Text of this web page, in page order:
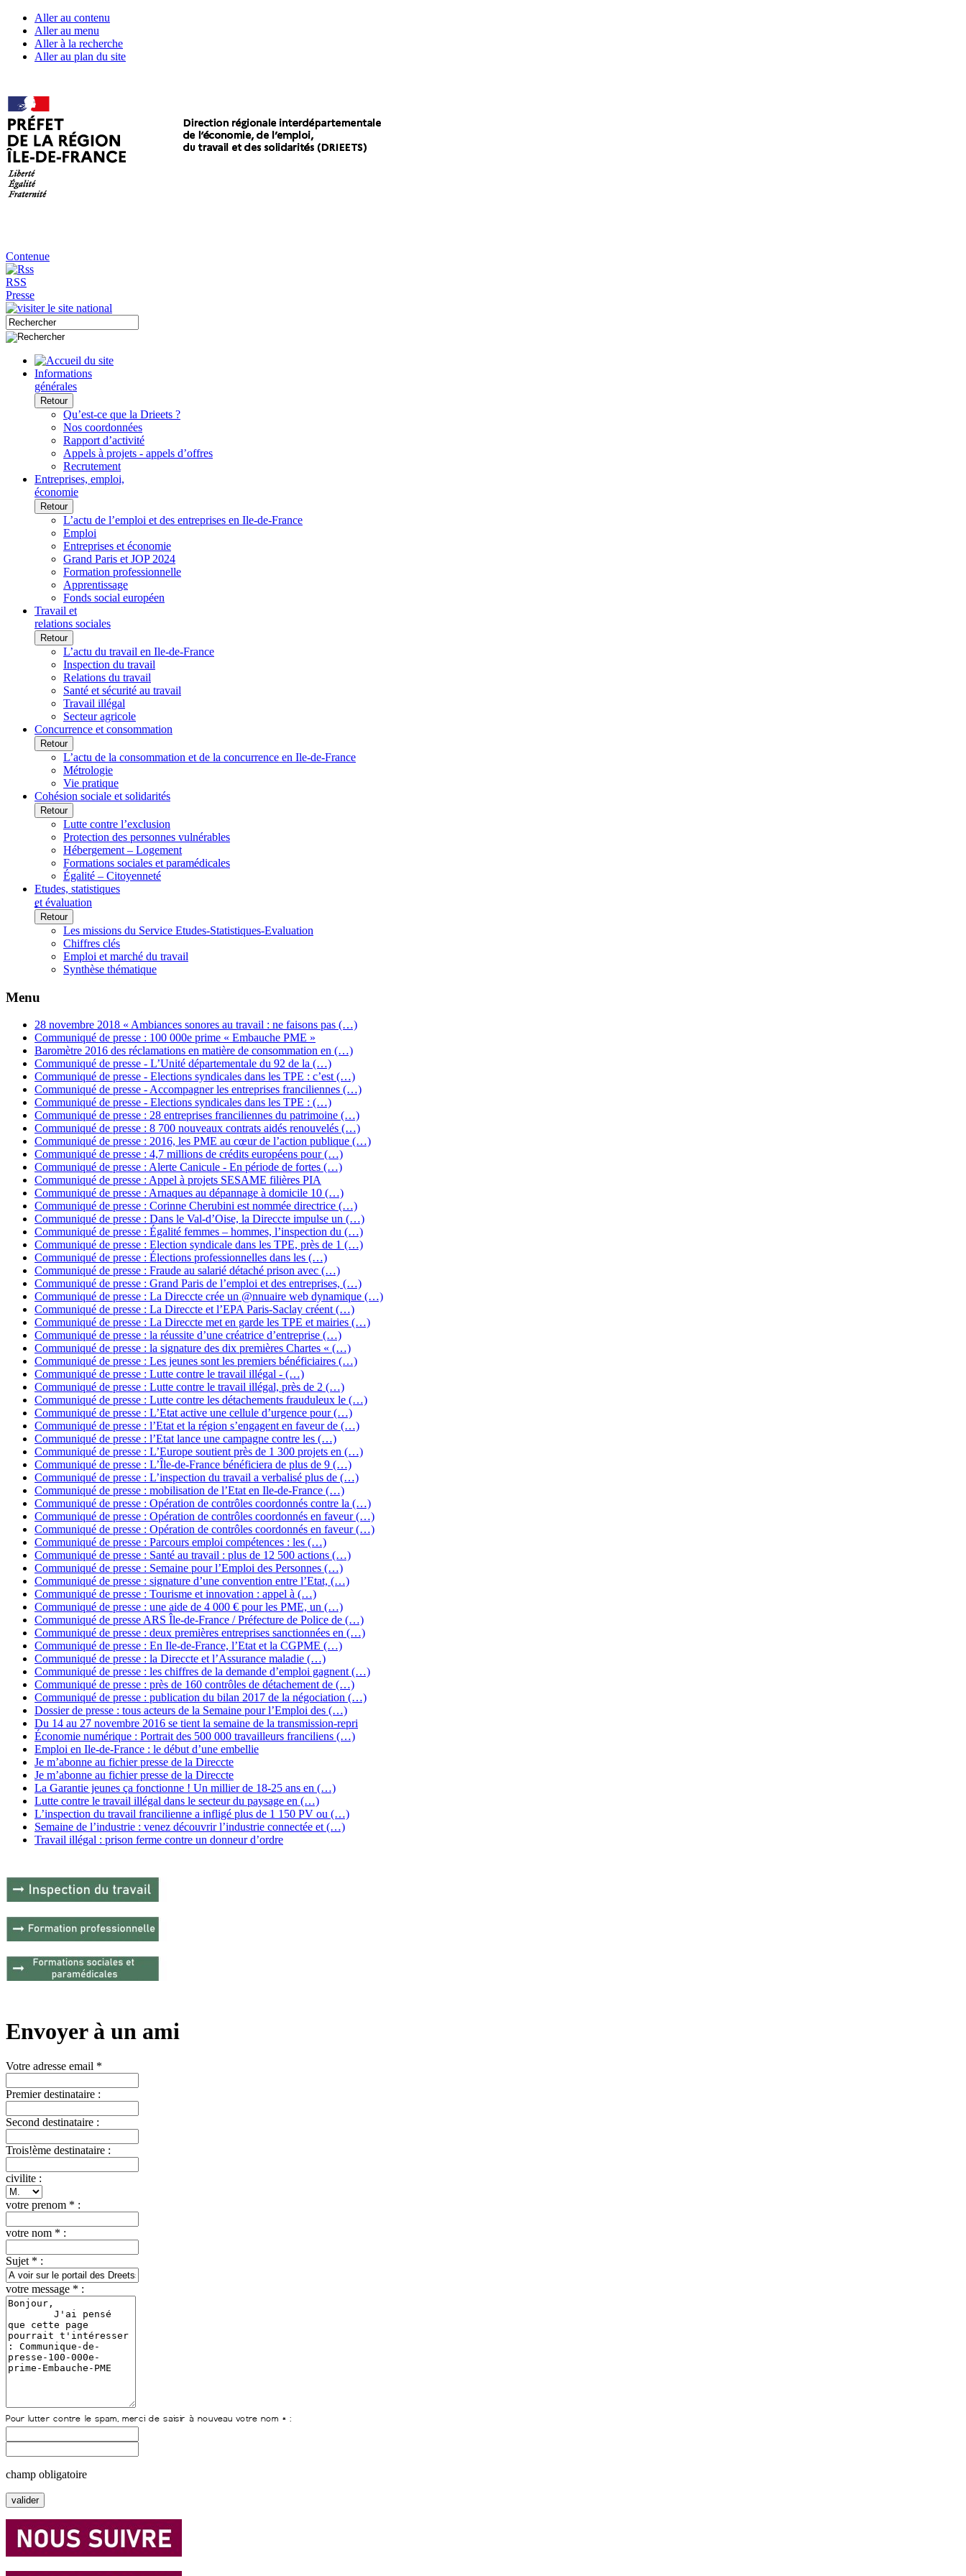
Aller au contenu
Aller au menu
Aller à la recherche
Aller au plan du site
Contenue
RSS
Presse
Informations
générales
Retour
Qu’est-ce que la Drieets ?
Nos coordonnées
Rapport d’activité
Appels à projets - appels d’offres
Recrutement
Entreprises, emploi,
économie
Retour
L’actu de l’emploi et des entreprises en Ile-de-France
Emploi
Entreprises et économie
Grand Paris et JOP 2024
Formation professionnelle
Apprentissage
Fonds social européen
Travail et
relations sociales
Retour
L’actu du travail en Ile-de-France
Inspection du travail
Relations du travail
Santé et sécurité au travail
Travail illégal
Secteur agricole
Concurrence et consommation
Retour
L’actu de la consommation et de la concurrence en Ile-de-France
Métrologie
Vie pratique
Cohésion sociale et solidarités
Retour
Lutte contre l’exclusion
Protection des personnes vulnérables
Hébergement – Logement
Formations sociales et paramédicales
Égalité – Citoyenneté
Etudes, statistiques
et évaluation
Retour
Les missions du Service Etudes-Statistiques-Evaluation
Chiffres clés
Emploi et marché du travail
Synthèse thématique
Menu
28 novembre 2018 « Ambiances sonores au travail : ne faisons pas (…)
Communiqué de presse : 100 000e prime « Embauche PME »
Baromètre 2016 des réclamations en matière de consommation en (…)
Communiqué de presse - L’Unité départementale du 92 de la (…)
Communiqué de presse - Elections syndicales dans les TPE : c’est (…)
Communiqué de presse - Accompagner les entreprises franciliennes (…)
Communiqué de presse - Elections syndicales dans les TPE : (…)
Communiqué de presse : 28 entreprises franciliennes du patrimoine (…)
Communiqué de presse : 8 700 nouveaux contrats aidés renouvelés (…)
Communiqué de presse : 2016, les PME au cœur de l’action publique (…)
Communiqué de presse : 4,7 millions de crédits européens pour (…)
Communiqué de presse : Alerte Canicule - En période de fortes (…)
Communiqué de presse : Appel à projets SESAME filières PIA
Communiqué de presse : Arnaques au dépannage à domicile 10 (…)
Communiqué de presse : Corinne Cherubini est nommée directrice (…)
Communiqué de presse : Dans le Val-d’Oise, la Direccte impulse un (…)
Communiqué de presse : Égalité femmes – hommes, l’inspection du (…)
Communiqué de presse : Election syndicale dans les TPE, près de 1 (…)
Communiqué de presse : Élections professionnelles dans les (…)
Communiqué de presse : Fraude au salarié détaché prison avec (…)
Communiqué de presse : Grand Paris de l’emploi et des entreprises, (…)
Communiqué de presse : La Direccte crée un @nnuaire web dynamique (…)
Communiqué de presse : La Direccte et l’EPA Paris-Saclay créent (…)
Communiqué de presse : La Direccte met en garde les TPE et mairies (…)
Communiqué de presse : la réussite d’une créatrice d’entreprise (…)
Communiqué de presse : la signature des dix premières Chartes « (…)
Communiqué de presse : Les jeunes sont les premiers bénéficiaires (…)
Communiqué de presse : Lutte contre le travail illégal - (…)
Communiqué de presse : Lutte contre le travail illégal, près de 2 (…)
Communiqué de presse : Lutte contre les détachements frauduleux le (…)
Communiqué de presse : L’Etat active une cellule d’urgence pour (…)
Communiqué de presse : l’Etat et la région s’engagent en faveur de (…)
Communiqué de presse : l’Etat lance une campagne contre les (…)
Communiqué de presse : L’Europe soutient près de 1 300 projets en (…)
Communiqué de presse : L’Île-de-France bénéficiera de plus de 9 (…)
Communiqué de presse : L’inspection du travail a verbalisé plus de (…)
Communiqué de presse : mobilisation de l’Etat en Ile-de-France (…)
Communiqué de presse : Opération de contrôles coordonnés contre la (…)
Communiqué de presse : Opération de contrôles coordonnés en faveur (…)
Communiqué de presse : Opération de contrôles coordonnés en faveur (…)
Communiqué de presse : Parcours emploi compétences : les (…)
Communiqué de presse : Santé au travail : plus de 12 500 actions (…)
Communiqué de presse : Semaine pour l’Emploi des Personnes (…)
Communiqué de presse : signature d’une convention entre l’Etat, (…)
Communiqué de presse : Tourisme et innovation : appel à (…)
Communiqué de presse : une aide de 4 000 € pour les PME, un (…)
Communiqué de presse ARS Île-de-France / Préfecture de Police de (…)
Communiqué de presse : deux premières entreprises sanctionnées en (…)
Communiqué de presse : En Ile-de-France, l’Etat et la CGPME (…)
Communiqué de presse : la Direccte et l’Assurance maladie (…)
Communiqué de presse : les chiffres de la demande d’emploi gagnent (…)
Communiqué de presse : près de 160 contrôles de détachement de (…)
Communiqué de presse : publication du bilan 2017 de la négociation (…)
Dossier de presse : tous acteurs de la Semaine pour l’Emploi des (…)
Du 14 au 27 novembre 2016 se tient la semaine de la transmission-repri
Économie numérique : Portrait des 500 000 travailleurs franciliens (…)
Emploi en Ile-de-France : le début d’une embellie
Je m’abonne au fichier presse de la Direccte
Je m’abonne au fichier presse de la Direccte
La Garantie jeunes ça fonctionne ! Un millier de 18-25 ans en (…)
Lutte contre le travail illégal dans le secteur du paysage en (…)
L’inspection du travail francilienne a infligé plus de 1 150 PV ou (…)
Semaine de l’industrie : venez découvrir l’industrie connectée et (…)
Travail illégal : prison ferme contre un donneur d’ordre
Envoyer à un ami
Votre adresse email *
Premier destinataire :
Second destinataire :
Trois!ème destinataire :
civilite :
votre prenom * :
votre nom * :
Sujet * :
votre message * :
champ obligatoire